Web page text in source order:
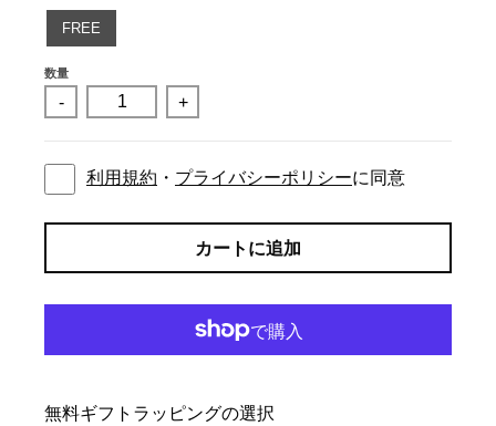
FREE
数量
- +
利用規約 ・ プライバシーポリシーに同意
カートに追加
無料ギフトラッピングの選択